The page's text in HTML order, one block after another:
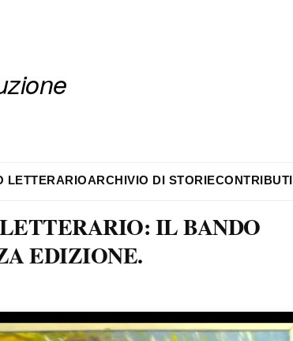
LETTERARIOARCHIVIO DI STORIECONTRIBUTI
IL BANDO
EDIZIONE.